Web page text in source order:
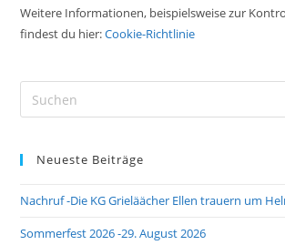
Weitere Informationen, beispielsweise zur
findest du hier:Cookie-Richtlinie
Neueste Beiträge
Nachruf -Die KG Grieläächer Ellen trauern um
Sommerfest 2026 -29. August 2026